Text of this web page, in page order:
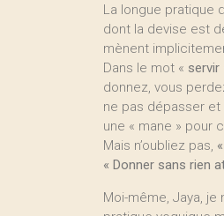
La longue pratique
dont la devise est
mènent
Dans le mot « servir
donnez, vous
ne pas dépasser
une « mane » pour
Mais n’oubliez pas,
« Donner sans rien
Moi-même, Jaya,